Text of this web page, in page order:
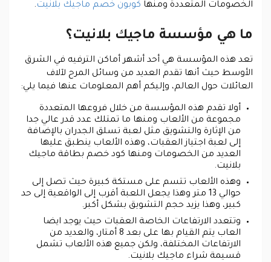
الخصومات المتعددة ومنها كوبون خصم ماجيك بلانيت.
ما هي مؤسسة ماجيك بلانيت؟
تعد هذه المؤسسة هي أحد أشهر أماكن الترفيه في الشرق
الأوسط حيث أنها تقدم العديد من وسائل المرح لآلاف
العائلات حول العالم، وإليكم أهم المعلومات عنها فيما يلي:
أولا تقدم هذه المؤسسة من خلال فروعها المتعددة
مجموعة من الألعاب ومنها ما تمتلك عدد قدر عالي جدا
من الإثارة والتشويق مثل لعبة تسلق الجدران بالإضافة
إلى لعبة اجتياز العقبات، وهذه الألعاب ينطبق عليها
العديد من الخصومات ومنها كود خصم بطاقة ماجيك
بلانيت.
وهذه الألعاب تتسم على مستكة كبيرة حيث تصل إلى
حوالي 13 متر وهذا يجعل اللعبة أقرب إلى الواقعية إلى حد
كبير، وهذا يزيد حجم التشويق بشكل أكبر.
وتتعدد الارتفاعات الخاصة العقبات حيث يوجد ايضا
العاب يتم القيام بها على بعد 8 أمتار، والعديد من
الارتفاعات المختلفة، ولكن جميع هذه الألعاب تشمل
قسيمة شراء ماجيك بلانيت.